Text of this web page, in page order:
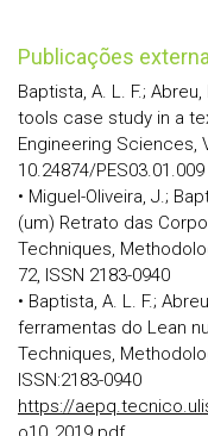
publicações
Baptista, A. L. F.;
tools case study in a
Engineering Sciences,
10.24874/PES03.01.009
• Miguel-Oliveira, J.;
(um) Retrato das
Techniques,
72, ISSN 2183-0940
• Baptista, A. L. F.;
ferramentas do Lean
Techniques,
ISSN:2183-0940
https://